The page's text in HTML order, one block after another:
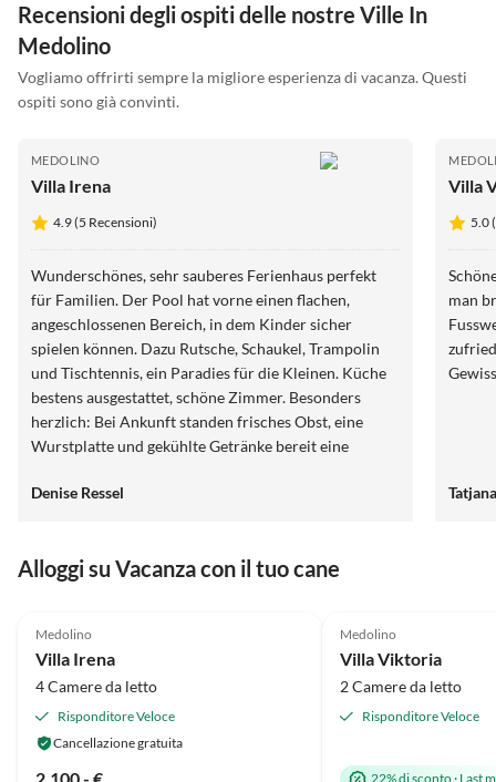
Recensioni degli ospiti delle nostre Ville In
Medolino
Vogliamo offrirti sempre la migliore esperienza di vacanza. Questi
ospiti sono già convinti.
MEDOLINO
Villa Irena
4.9 (5 Recensioni)
Wunderschönes, sehr sauberes Ferienhaus perfekt
für Familien. Der Pool hat vorne einen flachen,
angeschlossenen Bereich, in dem Kinder sicher
spielen können. Dazu Rutsche, Schaukel, Trampolin
und Tischtennis, ein Paradies für die Kleinen. Küche
bestens ausgestattet, schöne Zimmer. Besonders
herzlich: Bei Ankunft standen frisches Obst, eine
Wurstplatte und gekühlte Getränke bereit eine
Woche hätten wir einen Trockner praktisch gefunden,
Denise Ressel
Villa
5.0
man
Fussweg). Sehr nettes
Alloggi su Vacanza con il tuo cane
Medolino
Villa Irena
4 Camere da letto
Risponditore Veloce
Cancellazione gratuita
Medolino
Villa Viktoria
2 Camere da letto
Risponditore Veloce
22% di sconto· Last